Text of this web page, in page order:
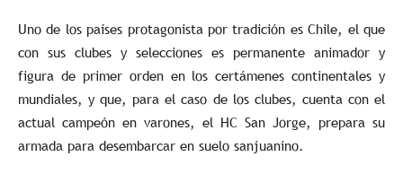
Uno de los países protagonista por tradición es Chile, el que
con sus clubes y selecciones es permanente animador y
figura de primer orden en los certámenes continentales y
mundiales, y que, para el caso de los clubes, cuenta con el
actual campeón en varones, el HC San Jorge, prepara su
armada para desembarcar en suelo sanjuanino.